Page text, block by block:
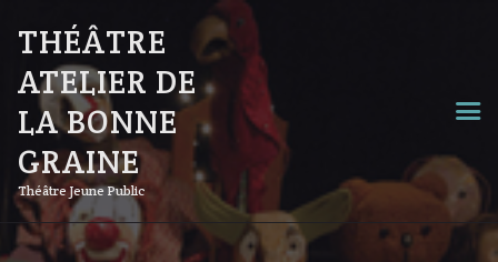
THÉÂTRE
ATELIER DE
LA BONNE
GRAINE
Théâtre Jeune Public